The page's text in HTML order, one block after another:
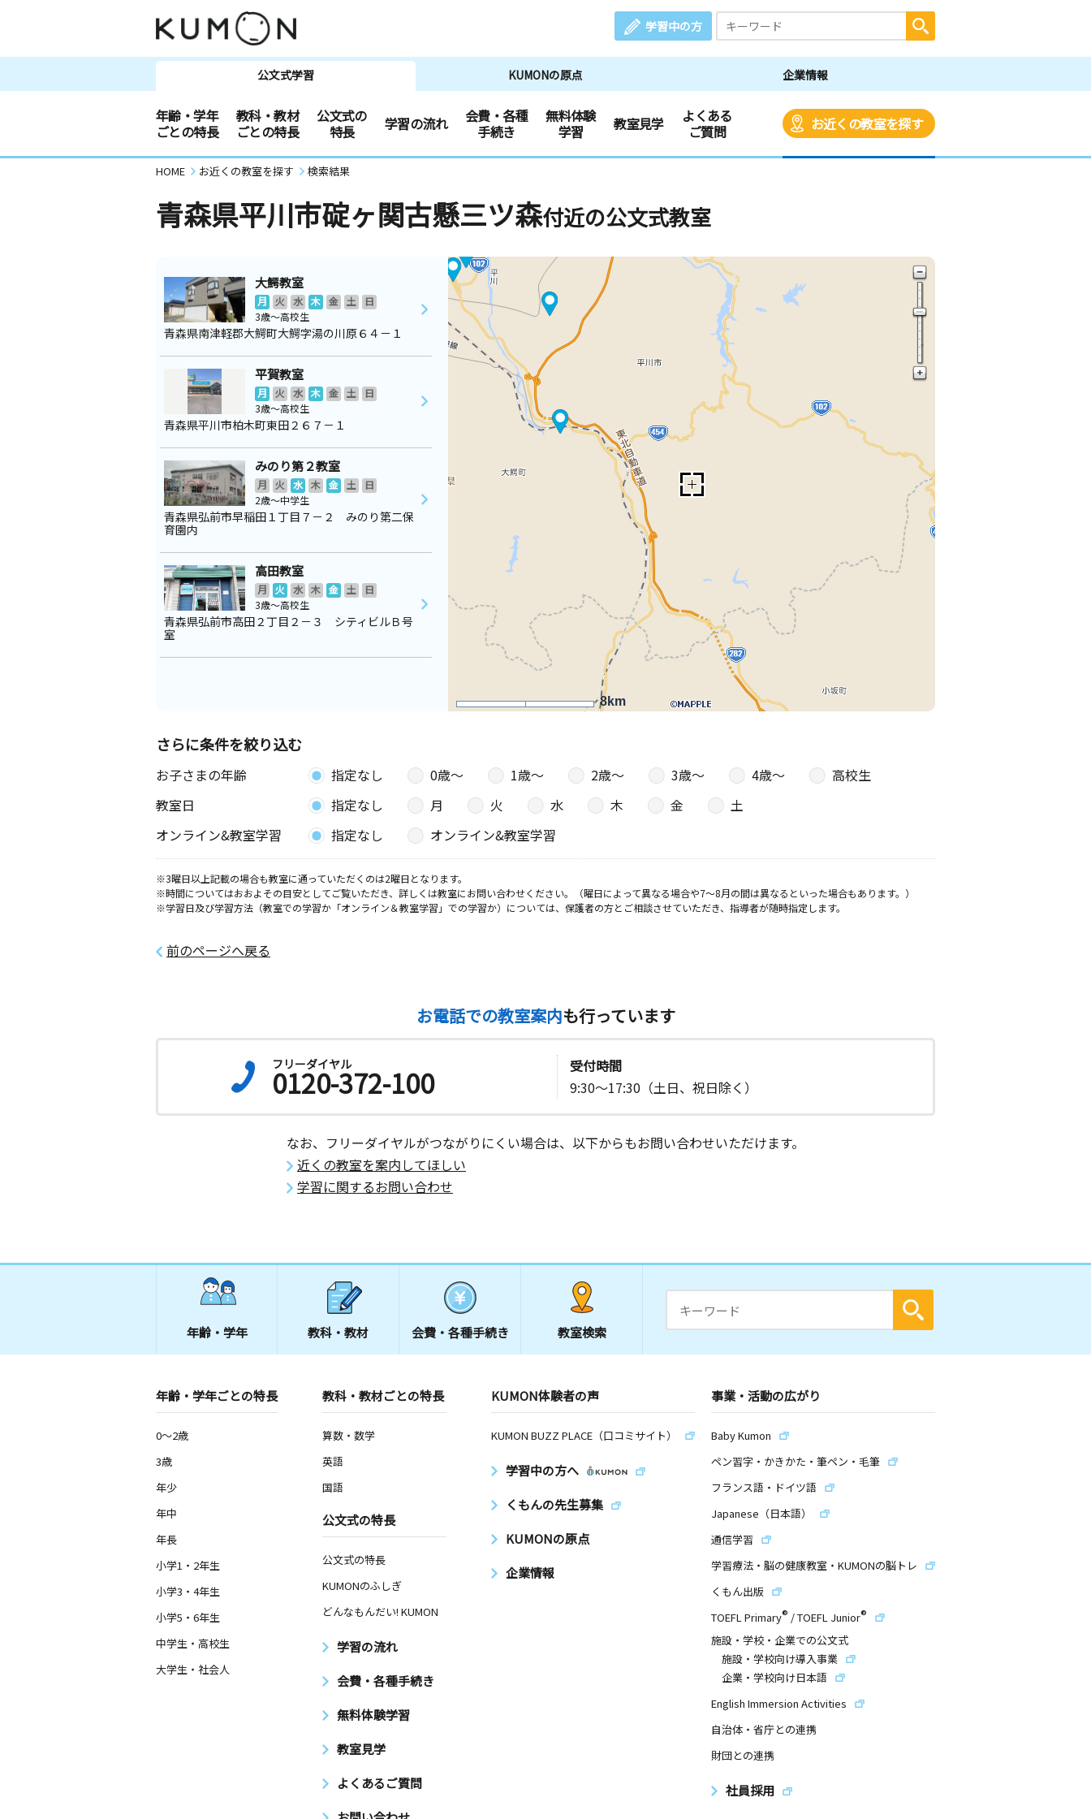
学習中の方
公文式学習 KUMONの原点 企業情報
年齢・学年
ごとの特長
教科・教材
ごとの特長
公文式の
特長
学習の流れ
会費・各種
手続き
無料体験
学習
教室見学
よくある
ご質問
お近くの教室を探す
HOME お近くの教室を探す 検索結果
青森県平川市碇ヶ関古懸三ツ森付近の公文式教室
8km
大鰐教室
月 火 水 木 金 土
日
3歳～高校生
青森県南津軽郡大鰐町大鰐字湯の川原６４－１
平賀教室
月 火 水 木 金 土
日
3歳～高校生
青森県平川市柏木町東田２６７－１
みのり第２教室
月 火 水 木 金 土
日
2歳～中学生
青森県弘前市早稲田１丁目７－２ みのり第二保
育園内
高田教室
月 火 水 木 金 土
日
3歳～高校生
青森県弘前市高田２丁目２－３ シティビルＢ号
室
さらに条件を絞り込む
お子さまの年齢 指定なし 0歳〜 1歳〜 2歳〜 3歳〜 4歳〜
高校生
教室日
指定なし 月 火 水 木 金
土
オンライン&教室学習
指定なし オンライン&教室学習
※3曜日以上記載の場合も教室に通っていただくのは2曜日となります。
※時間についてはおおよその目安としてご覧いただき、詳しくは教室にお問い合わせください。（曜日によって異なる場合や7～8月の間は異なるといった場合もあります。）
※学習日及び学習方法（教室での学習か「オンライン＆教室学習」での学習か）については、保護者の方とご相談させていただき、指導者が随時指定します。
前のページへ戻る
お電話での教室案内も行っています
フリーダイヤル
0120-372-100
受付時間
9:30～17:30（土日、祝日除く）
なお、フリーダイヤルがつながりにくい場合は、以下からもお問い合わせいただけます。
近くの教室を案内してほしい
学習に関するお問い合わせ
年齢・学年 教科・教材 会費・ 各種手続き 教室検索
年齢・学年ごとの特長
0～2歳
3歳
年少
年中
年長
小学1・2年生
小学3・4年生
小学5・6年生
中学生・高校生
大学生・社会人
教科・教材ごとの特長
算数・数学
英語
国語
公文式の特長
公文式の特長
KUMONのふしぎ
どんなもんだい! KUMON
学習の流れ
会費・各種手続き
無料体験学習
教室見学
よくあるご質問
KUMON体験者の声
KUMON BUZZ PLACE（口コミサイト）
学習中の方へ
くもんの先生募集
KUMONの原点
企業情報
事業・活動の広がり
Baby Kumon
ペン習字・かきかた・筆ペン・毛筆
フランス語・ドイツ語
Japanese（日本語）
通信学習
学習療法・脳の健康教室・KUMONの脳トレ
くもん出版
TOEFL Primary® /TOEFL Junior®
施設・学校・企業での公文式
施設・学校向け導入事業
企業・学校向け日本語
English Immersion Activities
自治体・省庁との連携
財団との連携
社員採用